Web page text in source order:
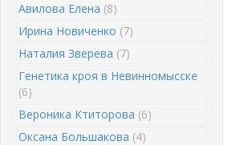
Авилова Елена (8)
Ирина Новиченко (7)
Наталия Зверева (7)
Генетика кроя в Невинномысске
(6)
Вероника Ктиторова (6)
Оксана Большакова (4)